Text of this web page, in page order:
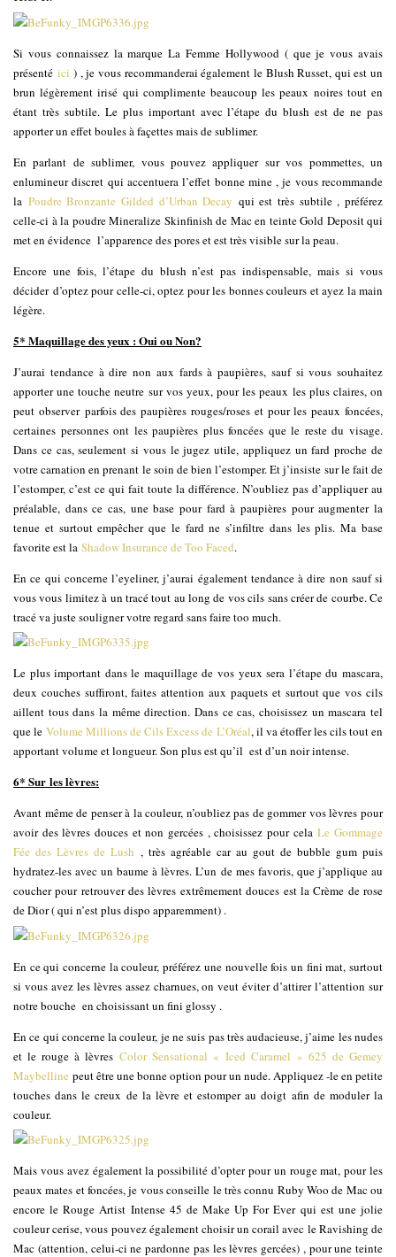
Si vous connaissez la marque La Femme Hollywood ( que je vous avais
présenté ici ) , je vous recommanderai également le Blush Russet, qui est un
brun légèrement irisé qui complimente beaucoup les peaux noires tout en
étant très subtile. Le plus important avec l’étape du blush est de ne pas
apporter un effet boules à façettes mais de sublimer.
En parlant de sublimer, vous pouvez appliquer sur vos pommettes, un
enlumineur discret qui accentuera l’effet bonne mine , je vous recommande
la Poudre Bronzante Gilded d’Urban Decay qui est très subtile , préférez
celle-ci à la poudre Mineralize Skinfinish de Mac en teinte Gold Deposit qui
met en évidence l’apparence des pores et est très visible sur la peau.
Encore une fois, l’étape du blush n’est pas indispensable, mais si vous
décider d’optez pour celle-ci, optez pour les bonnes couleurs et ayez la main
légère.
5* Maquillage des yeux : Oui ou Non?
J’aurai tendance à dire non aux fards à paupières, sauf si vous souhaitez
apporter une touche neutre sur vos yeux, pour les peaux les plus claires, on
peut observer parfois des paupières rouges/roses et pour les peaux foncées,
certaines personnes ont les paupières plus foncées que le reste du visage.
Dans ce cas, seulement si vous le jugez utile, appliquez un fard proche de
votre carnation en prenant le soin de bien l’estomper. Et j’insiste sur le fait de
l’estomper, c’est ce qui fait toute la différence. N’oubliez pas d’appliquer au
préalable, dans ce cas, une base pour fard à paupières pour augmenter la
tenue et surtout empêcher que le fard ne s’infiltre dans les plis. Ma base
favorite est la Shadow Insurance de Too Faced.
En ce qui concerne l’eyeliner, j’aurai également tendance à dire non sauf si
vous vous limitez à un tracé tout au long de vos cils sans créer de courbe. Ce
tracé va juste souligner votre regard sans faire too much.
Le plus important dans le maquillage de vos yeux sera l’étape du mascara,
deux couches suffiront, faites attention aux paquets et surtout que vos cils
aillent tous dans la même direction. Dans ce cas, choisissez un mascara tel
que leVolume Millions de Cils Excess de L’Oréal, il va étoffer les cils tout en
apportant volume et longueur. Son plus est qu’il est d’un noir intense.
6* Sur les lèvres:
Avant même de penser à la couleur, n’oubliez pas de gommer vos lèvres pour
avoir des lèvres douces et non gercées , choisissez pour celaLe Gommage
Fée des Lèvres de Lush , très agréable car au gout de bubble gum puis
hydratez-les avec un baume à lèvres. L’un de mes favoris, que j’applique au
coucher pour retrouver des lèvres extrêmement douces est la Crème de rose
de Dior ( qui n’est plus dispo apparemment) .
En ce qui concerne la couleur, préférez une nouvelle fois un fini mat, surtout
si vous avez les lèvres assez charnues, on veut éviter d’attirer l’attention sur
notre bouche en choisissant un fini glossy .
En ce qui concerne la couleur, je ne suis pas très audacieuse, j’aime les nudes
et le rouge à lèvres Color Sensational « Iced Caramel » 625 de Gemey
Maybelline peut être une bonne option pour un nude. Appliquez -le en petite
touches dans le creux de la lèvre et estomper au doigt afin de moduler la
couleur.
Mais vous avez également la possibilité d’opter pour un rouge mat, pour les
peaux mates et foncées, je vous conseille le très connu Ruby Woo de Mac ou
encore le Rouge Artist Intense 45 de Make Up For Ever qui est une jolie
couleur cerise, vous pouvez également choisir un corail avec le Ravishing de
Mac (attention, celui-ci ne pardonne pas les lèvres gercées) , pour une teinte